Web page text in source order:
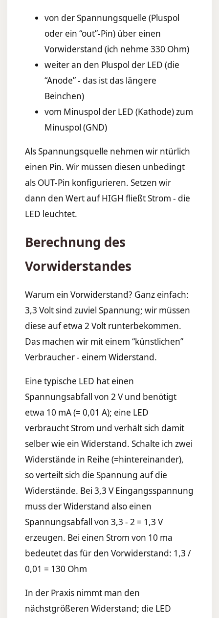
von der Spannungsquelle (Pluspol
oder ein “out”-Pin) über einen
Vorwiderstand (ich nehme 330 Ohm)
weiter an den Pluspol der LED (die
“Anode” - das ist das längere
Beinchen)
vom Minuspol der LED (Kathode) zum
Minuspol (GND)
Als Spannungsquelle nehmen wir ntürlich
einen Pin. Wir müssen diesen unbedingt
als OUT-Pin konfigurieren. Setzen wir
dann den Wert auf HIGH fließt Strom - die
LED leuchtet.
Berechnung des
Vorwiderstandes
Warum ein Vorwiderstand? Ganz einfach:
3,3 Volt sind zuviel Spannung; wir müssen
diese auf etwa 2 Volt runterbekommen.
Das machen wir mit einem “künstlichen”
Verbraucher - einem Widerstand.
Eine typische LED hat einen
Spannungsabfall von 2 V und benötigt
etwa 10 mA (= 0,01 A); eine LED
verbraucht Strom und verhält sich damit
selber wie ein Widerstand. Schalte ich zwei
Widerstände in Reihe (=hintereinander),
so verteilt sich die Spannung auf die
Widerstände. Bei 3,3 V Eingangsspannung
muss der Widerstand also einen
Spannungsabfall von 3,3 - 2 = 1,3 V
erzeugen. Bei einen Strom von 10 ma
bedeutet das für den Vorwiderstand: 1,3 /
0,01 = 130 Ohm
In der Praxis nimmt man den
nächstgrößeren Widerstand; die LED